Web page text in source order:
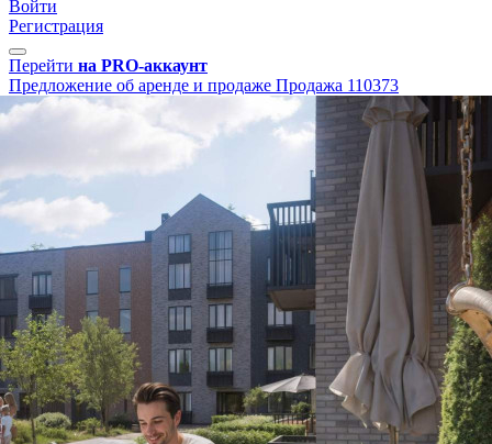
Войти
Регистрация
Перейти на PRO-аккаунт
Предложение об аренде и продаже Продажа 110373